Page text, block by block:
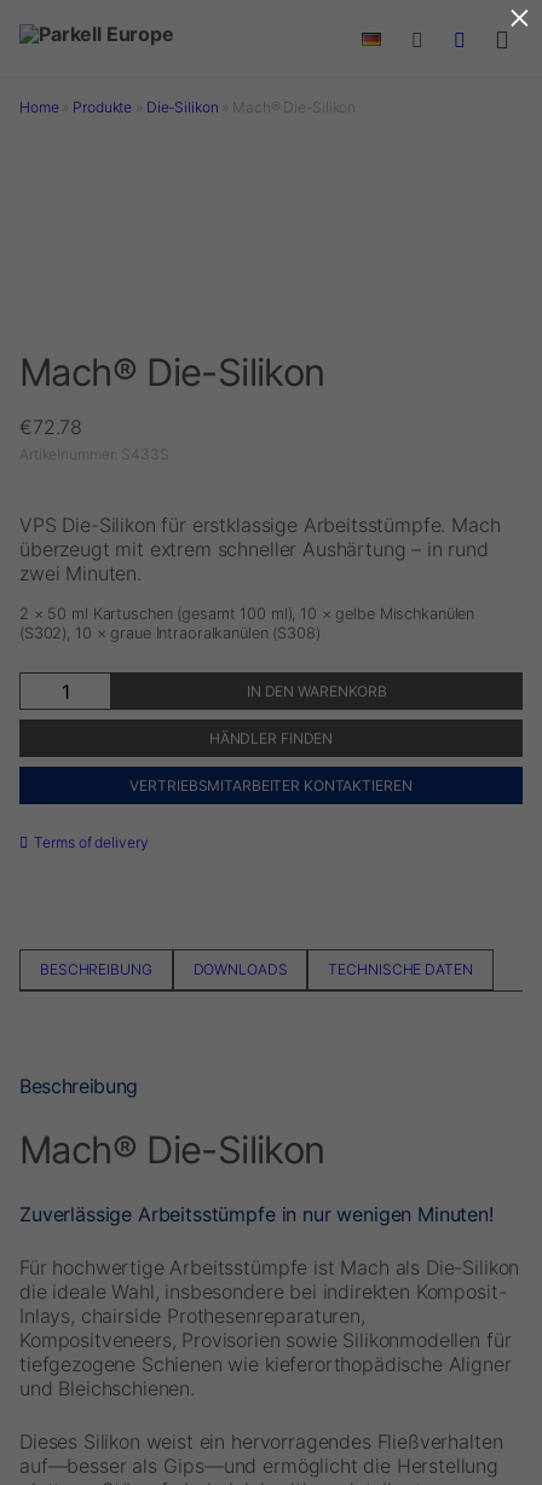
Skip to main content
Home» Produkte Die-Silikon Mach® Die-Silikon
Mach® Die-Silikon
€72.78
Artikelnummer: S433S
VPS Die-Silikon für erstklassige Arbeitsstümpfe. Mach
überzeugt mit extrem schneller Aushärtung – in rund
zwei Minuten.
2 × 50 ml Kartuschen (gesamt 100 ml), 10 × gelbe Mischkanülen
(S302), 10 × graue Intraoralkanülen (S308)
Mach®
Die-
Menge
IN DEN WARENKORB
HÄNDLER FINDEN
VERTRIEBSMITARBEITER KONTAKTIEREN
Terms of delivery
BESCHREIBUNG DOWNLOADS TECHNISCHE DATEN
Beschreibung
Mach® Die-Silikon
Zuverlässige Arbeitsstümpfe in nur wenigen Minuten!
Für hochwertige Arbeitsstümpfe ist Mach als Die-Silikon
die ideale Wahl, insbesondere bei indirekten Komposit-
Inlays, chairside Prothesenreparaturen,
Kompositveneers, Provisorien sowie Silikonmodellen für
tiefgezogene Schienen wie kieferorthopädische Aligner
und Bleichschienen.
Dieses Silikon weist ein hervorragendes Fließverhalten
auf—besser als Gips—und ermöglicht die Herstellung
×